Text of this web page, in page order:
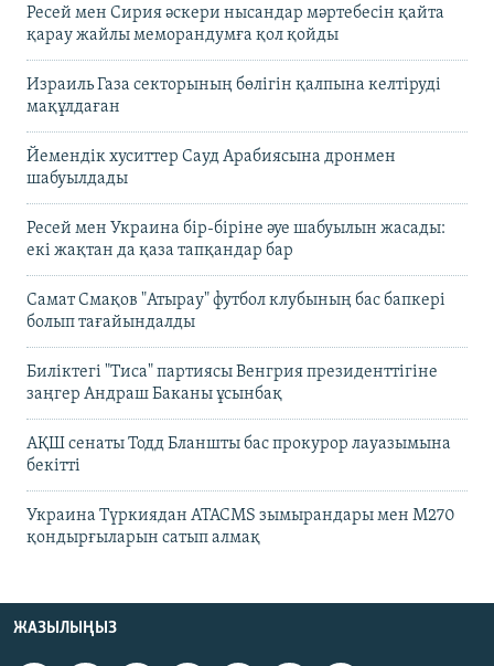
Ресей мен Сирия әскери нысандар мәртебесін қайта
қарау жайлы меморандумға қол қойды
Израиль Газа секторының бөлігін қалпына келтіруді
мақұлдаған
Йемендік хуситтер Сауд Арабиясына дронмен
шабуылдады
Ресей мен Украина бір-біріне әуе шабуылын жасады:
екі жақтан да қаза тапқандар бар
Самат Смақов "Атырау" футбол клубының бас бапкері
болып тағайындалды
Биліктегі "Тиса" партиясы Венгрия президенттігіне
заңгер Андраш Баканы ұсынбақ
АҚШ сенаты Тодд Бланшты бас прокурор лауазымына
бекітті
Украина Түркиядан ATACMS зымырандары мен M270
қондырғыларын сатып алмақ
ЖАЗЫЛЫҢЫЗ